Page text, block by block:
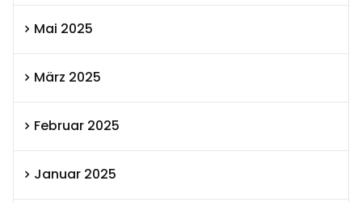
Mai 2025
März 2025
Februar 2025
Januar 2025